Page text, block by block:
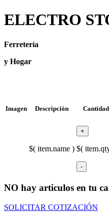
ELECTRO
Ferretería
y Hogar
Imagen Descripción Cantidad
$( item.name )
+
$(
-
NO hay articulos en tu
SOLICITAR COTIZACIÓN